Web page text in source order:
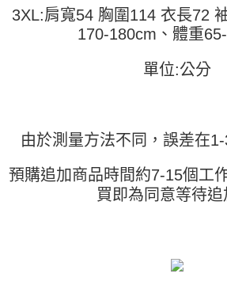
由本公司與您本人進行分期帳單所需資料之確認
3.完整用戶服務條款，請詳閱以下連結：https://
是否繳費成功／繳費後需取消欲退款等相關疑問
客戶支援中心」https://
１．透過由恩沛科技股份有限公司提供之「
易，需依本服務之必要範圍內提供個人資料，並
３．未成年的使用者請事先徵得法定代理人或監
「AFTEE先享後付」，若未經同意申辦者引起之
４．使用「AFTEE先享後付」時，將依據個別帳
時審查核予不同之上限額度；若仍有額度不足之
每筆NT$45，滿NT$499(含以上)免運費
每筆NT$70，滿NT$499(含以上)免運費
3XL:肩寬54 胸圍114 衣長72
170-180cm、體重65-
單位:公分
由於測量方法不同，誤差在
預購追加商品時間約7-15個工
買即為同意等待追